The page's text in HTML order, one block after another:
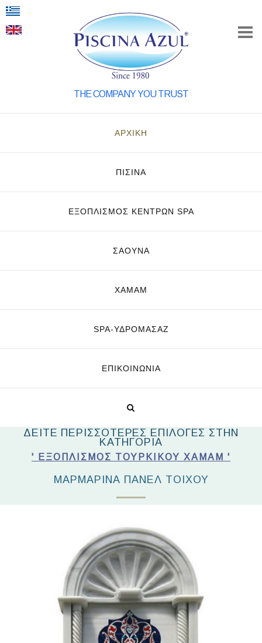
THE COMPANY YOU TRUST
ΑΡΧΙΚΗ
ΠΙΣΙΝΑ
ΕΞΟΠΛΙΣΜΌΣ ΚΈΝΤΡΩΝ SPA
ΣΑΟΥΝΑ
ΧΑΜΑΜ
SPA-ΥΔΡΟΜΑΣΆΖ
ΕΠΙΚΟΙΝΩΝΊΑ
ΔΕΙΤΕ ΠΕΡΙΣΣΟΤΕΡΕΣ ΕΠΙΛΟΓΕΣ ΣΤΗΝ
ΚΑΤΗΓΟΡΙΑ
' ΕΞΟΠΛΙΣΜΌΣ ΤΟΎΡΚΙΚΟΥ ΧΑΜΆΜ '
ΜΑΡΜΆΡΙΝΑ ΠΆΝΕΛ ΤΟΊΧΟΥ